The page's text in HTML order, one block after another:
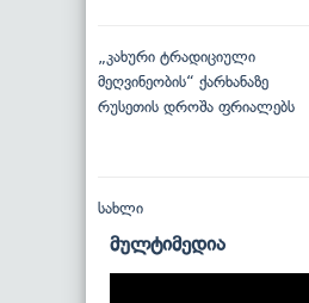
„კახური ტრადიციული
მეღვინეობის“ ქარხანაზე
რუსეთის დროშა ფრიალებს
სახლი
მულტიმედია